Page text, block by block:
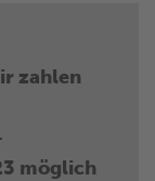
zahlen
möglich